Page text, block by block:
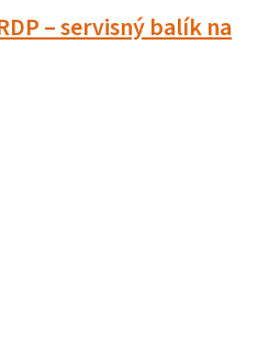
– servisný balík na